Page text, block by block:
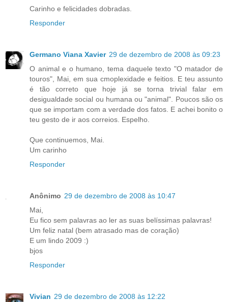
Carinho e felicidades dobradas.
Responder
Germano Viana Xavier 29 de dezembro de 2008 às 09:23
O animal e o humano, tema daquele texto "O matador de
touros", Mai, em sua cmoplexidade e feitios. E teu assunto
é tão correto que hoje já se torna trivial falar em
desigualdade social ou humana ou "animal". Poucos são os
que se importam com a verdade dos fatos. E achei bonito o
teu gesto de ir aos correios. Espelho.
Que continuemos, Mai.
Um carinho
Responder
Anônimo 29 de dezembro de 2008 às 10:47
Mai,
Eu fico sem palavras ao ler as suas belíssimas palavras!
Um feliz natal (bem atrasado mas de coração)
E um lindo 2009 :)
bjos
Responder
Vivian 29 de dezembro de 2008 às 12:22